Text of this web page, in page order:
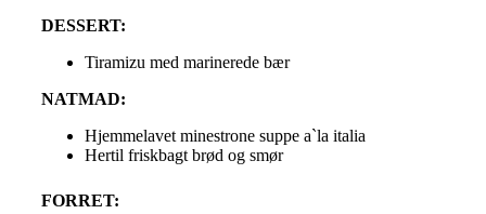
DESSERT:
Tiramizu med marinerede bær
NATMAD:
Hjemmelavet minestrone suppe a`la italia
Hertil friskbagt brød og smør
FORRET: